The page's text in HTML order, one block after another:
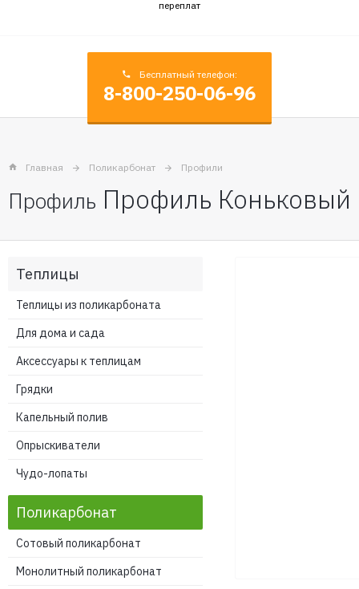
переплат
Бесплатный телефон:
8-800-250-06-96
Главная Поликарбонат Профили
Профиль Профиль Коньковый
Теплицы
Теплицы из поликарбоната
Для дома и сада
Аксессуары к теплицам
Грядки
Капельный полив
Опрыскиватели
Чудо-лопаты
Поликарбонат
Сотовый поликарбонат
Монолитный поликарбонат